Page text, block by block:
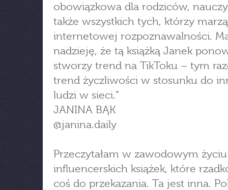
obowiązkowa dla rodziców,
także wszystkich tych, którzy
internetowej rozpoznawalności.
nadzieję, że tą książką Janek
stworzy trend na TikToku – tym
trend życzliwości w stosunku do
ludzi w sieci.”
JANINA BĄK
@janina.daily
Przeczytałam w zawodowym
influencerskich książek, które
coś do przekazania. Ta jest inna.